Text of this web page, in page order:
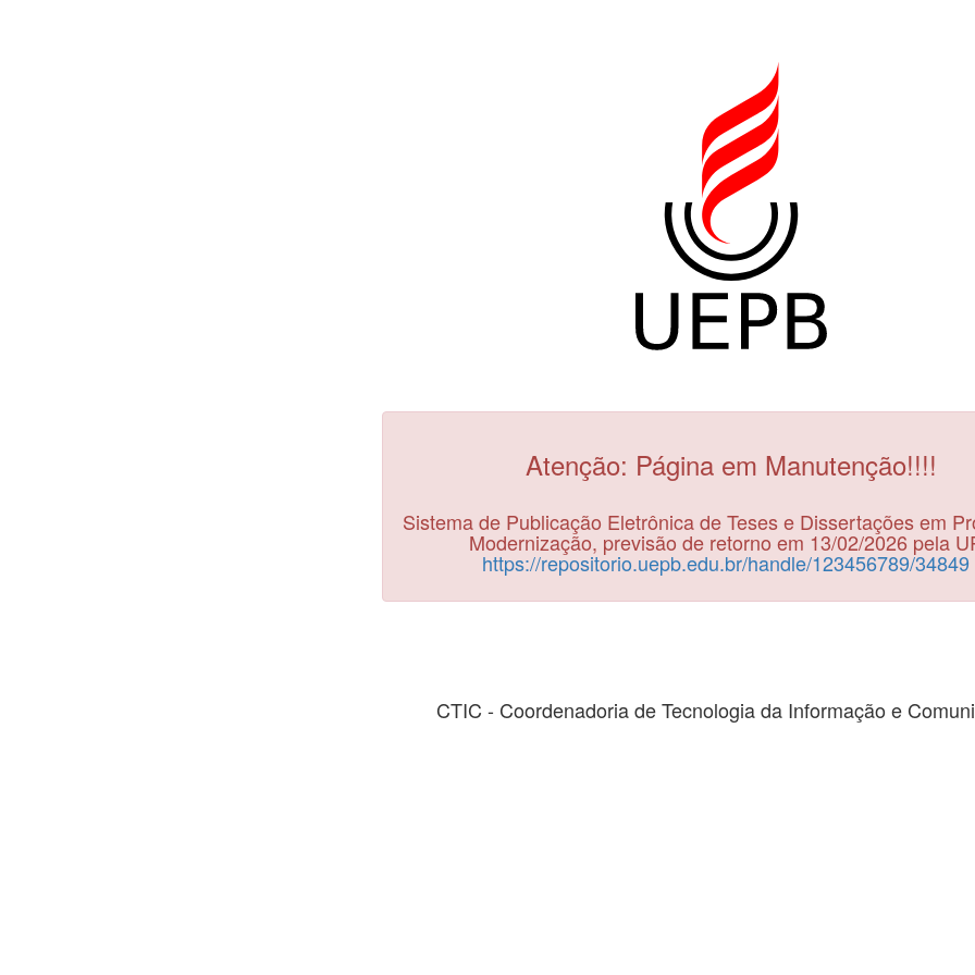
Atenção: Página em Manutenção!!!!
Sistema de Publicação Eletrônica de Teses e Dissertações em
Modernização, previsão de retorno em 13/02/2026 pela
https://repositorio.uepb.edu.br/handle/123456789/34849
CTIC - Coordenadoria de Tecnologia da Informação e